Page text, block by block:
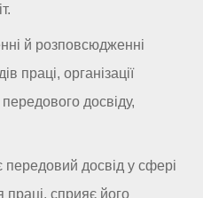
й розповсюдженні
праці, організації
досвіду,
досвід у сфері
праці, сприяє його